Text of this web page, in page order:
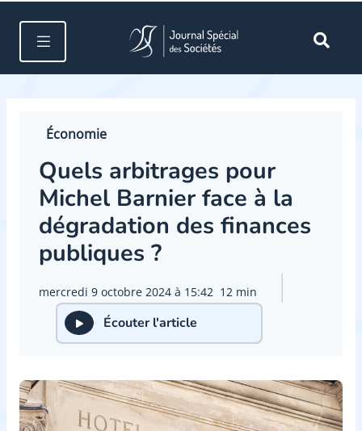
Économie
Quels arbitrages pour
Michel Barnier face à la
dégradation des finances
publiques ?
mercredi 9 octobre 2024 à 15:42 12 min
Écouter l'article